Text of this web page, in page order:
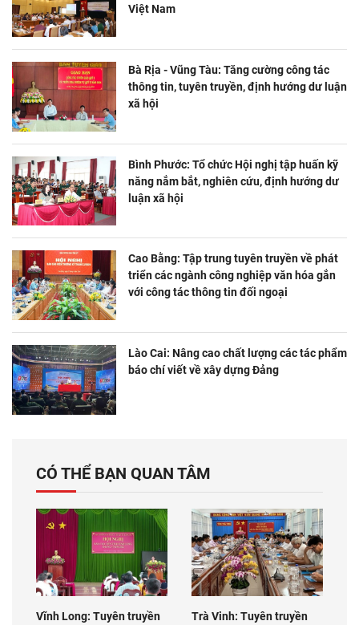
Việt Nam
Bà Rịa - Vũng Tàu: Tăng cường công tác
thông tin, tuyên truyền, định hướng dư luận
xã hội
Bình Phước: Tổ chức Hội nghị tập huấn kỹ
năng nắm bắt, nghiên cứu, định hướng dư
luận xã hội
Cao Bằng: Tập trung tuyên truyền về phát
triển các ngành công nghiệp văn hóa gắn
với công tác thông tin đối ngoại
Lào Cai: Nâng cao chất lượng các tác phẩm
báo chí viết về xây dựng Đảng
CÓ THỂ BẠN QUAN TÂM
Vĩnh Long: Tuyên truyền
Trà Vinh: Tuyên truyền